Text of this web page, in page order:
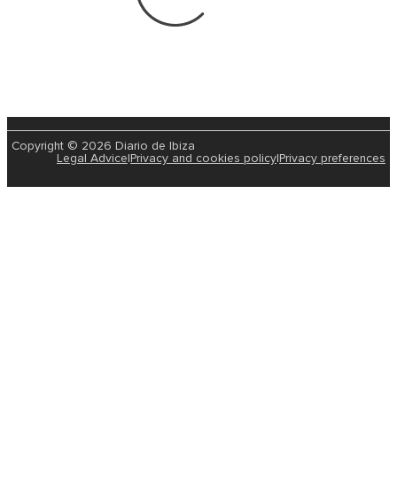
Copyright © 2026 Diario de Ibiza
Legal Advice Privacy and cookies policy Privacy preferences